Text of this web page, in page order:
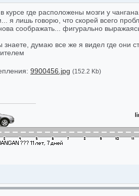
в курсе где расположены мозги у
я лишь говорю, что скорей всего
соображать... фигурально
знаете, думаю все же я видел где они
9900456.jpg (152.2 Kb)